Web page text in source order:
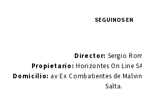
SEGUINOS EN
Director: Sergio
Propietario:Horizontes On Line
Domicilio: av Ex Combatientes de
Salta.